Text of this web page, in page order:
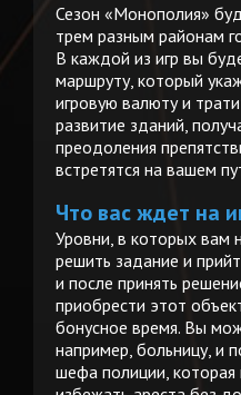
Сезон «Монополия»
трем разным районам
В каждой из игр вы
маршруту, который
игровую валюту и
развитие зданий,
преодоления
встретятся на вашем
Что вас ждет на
Уровни, в которых вам
решить задание и
и после принять
приобрести этот
бонусное время. Вы
например, больницу, и
шефа полиции,